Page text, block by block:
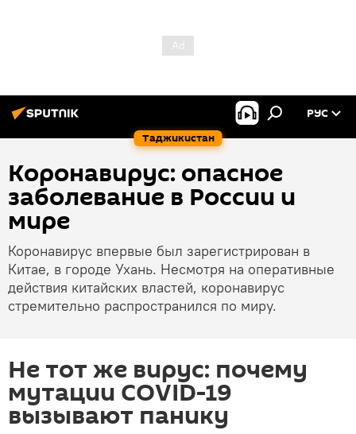
Таджикистан
РУС
Коронавирус: опасное
заболевание в России и
мире
Коронавирус впервые был зарегистрирован в
Китае, в городе Ухань. Несмотря на оперативные
действия китайских властей, коронавирус
стремительно распространился по миру.
Не тот же вирус: почему
мутации COVID-19
вызывают панику